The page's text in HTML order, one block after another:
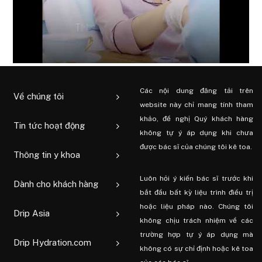
Về chúng tôi
Tin tức hoạt động
Thông tin y khoa
Dành cho khách hàng
Drip Asia
Drip Hydration.com
Các nội dung đăng tải trên
website này chỉ mang tính tham
khảo, đề nghị Quý khách hàng
không tự ý áp dụng khi chưa
được bác sĩ của chúng tôi kê toa.
Luôn hỏi ý kiến ​​bác sĩ trước khi
bắt đầu bất kỳ liệu trình điều trị
hoặc liệu pháp nào. Chúng tôi
không chịu trách nhiệm về các
trường hợp tự ý áp dụng mà
không có sự chỉ định hoặc kê toa